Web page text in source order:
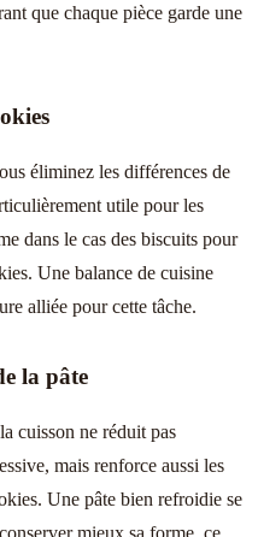
que chaque pièce garde une
éliminez les différences de
utile pour les
dans le cas des biscuits pour
Une balance de cuisine
alliée pour cette tâche.
la pâte
cuisson ne réduit pas
mais renforce aussi les
Une pâte bien refroidie se